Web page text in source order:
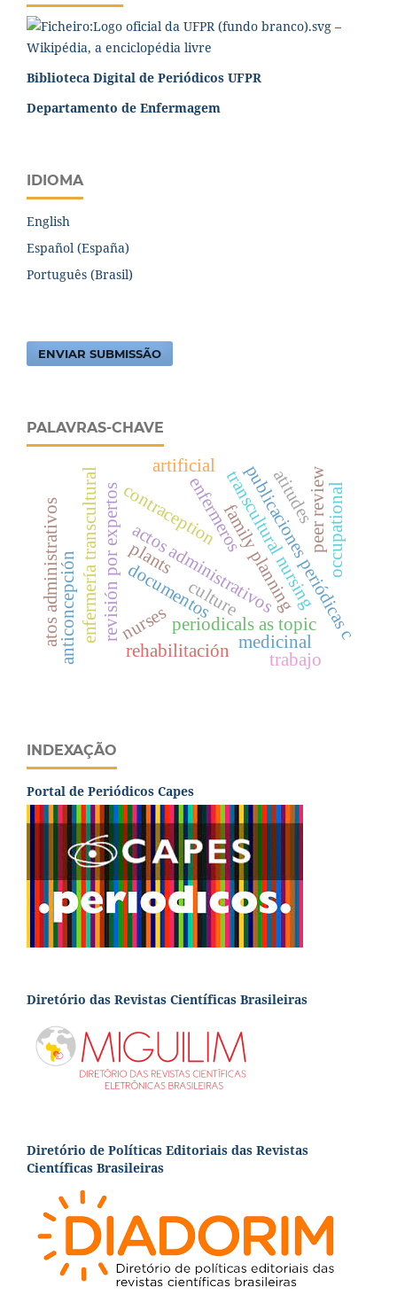
Biblioteca Digital de Periódicos UFPR
Departamento de Enfermagem
IDIOMA
English
Español (España)
Português (Brasil)
ENVIAR SUBMISSÃO
PALAVRAS-CHAVE
documentos
periodicals as topic
revisión por expertos publicaciones periódicas c
transcultural nursing
enfermería transcultural family planning
contraception
anticoncepción
atos administrativos peer review
nurses
actos administrativos
enfermeros occupational
rehabilitación
atitudes
culture
plants
medicinal
artificial
trabajo
INDEXAÇÃO
Portal de Periódicos Capes
Diretório das Revistas Científicas Brasileiras
Diretório de Políticas Editoriais das Revistas
Científicas Brasileiras